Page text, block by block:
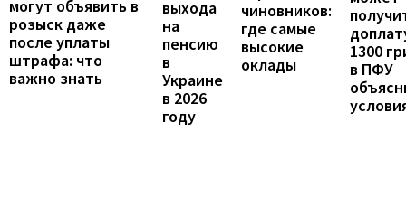
могут объявить в
розыск даже
после уплаты
штрафа: что
важно знать
выхода
на
пенсию
в
Украине
в 2026
году
чиновников:
где самые
высокие
оклады
1300
в ПФУ